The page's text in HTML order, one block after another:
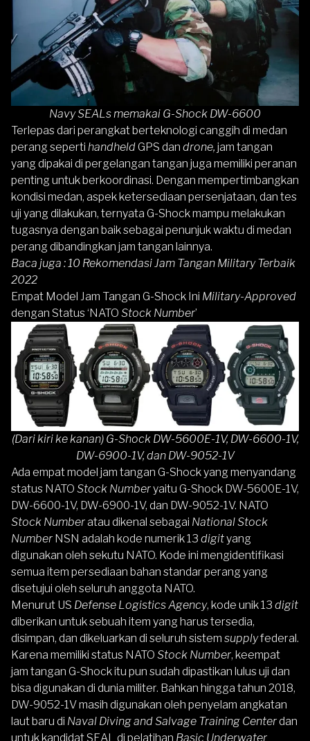
Navy SEALs memakai G-Shock DW-6600
Terlepas dari perangkat berteknologi canggih di medan
perang seperti handheldGPS dan drone, jam tangan
yang dipakai di pergelangan tangan juga memiliki peranan
penting untuk berkoordinasi. Dengan mempertimbangkan
kondisi medan, aspek ketersediaan persenjataan, dan tes
uji yang dilakukan, ternyata G-Shock mampu melakukan
tugasnya dengan baik sebagai penunjuk waktu di medan
perang dibandingkan jam tangan lainnya.
Baca juga :10 Rekomendasi Jam Tangan Military Terbaik
2022
Empat Model Jam Tangan G-Shock Ini Military-Approved
dengan Status ‘NATO Stock Number’
(Dari kiri ke kanan) G-Shock DW-5600E-1V, DW-6600-1V,
DW-6900-1V, dan DW-9052-1V
Ada empat model jam tangan G-Shock yang menyandang
status NATO Stock Numberyaitu G-Shock DW-5600E-1V,
DW-6600-1V, DW-6900-1V, dan DW-9052-1V. NATO
Stock Numberatau dikenal sebagai National Stock
Number NSN adalah kode numerik 13 digityang
digunakan oleh sekutu NATO. Kode ini mengidentifikasi
semua item persediaan bahan standar perang yang
disetujui oleh seluruh anggota NATO.
Menurut US Defense Logistics Agency, kode unik 13 digit
diberikan untuk sebuah item yang harus tersedia,
disimpan, dan dikeluarkan di seluruh sistem supplyfederal.
Karena memiliki status NATO Stock Number, keempat
jam tangan G-Shock itu pun sudah dipastikan lulus uji dan
bisa digunakan di dunia militer. Bahkan hingga tahun 2018,
DW-9052-1V masih digunakan oleh penyelam angkatan
laut baru di Naval Diving and Salvage Training Centerdan
untuk kandidat SEAL di pelatihan Basic Underwater